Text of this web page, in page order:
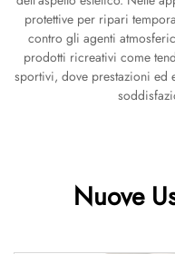
protettive per ripari
contro gli agenti
prodotti ricreativi come
sportivi, dove prestazioni ed
Nuove